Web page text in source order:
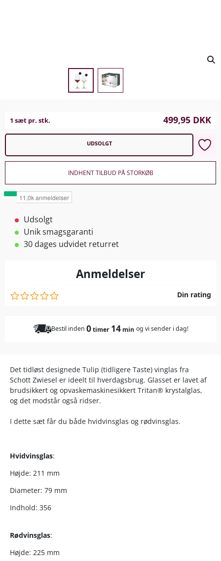
1 sæt pr. stk. 499,95 DKK
UDSOLGT
INDHENT TILBUD PÅ STORKØB
Udsolgt
Unik smagsgaranti
30 dages udvidet returret
Anmeldelser
Din rating
Bestil inden 0timer 14 min og vi sender i dag!
Det tidløst designede Tulip (tidligere Taste) vinglas fra
Schott Zwiesel er ideelt til hverdagsbrug. Glasset er lavet af
brudsikkert og opvaskemaskinesikkert Tritan® krystalglas,
og det modstår også ridser.
I dette sæt får du både hvidvinsglas og rødvinsglas.
Hvidvinsglas:
Højde: 211 mm
Diameter: 79 mm
Indhold: 356
Rødvinsglas:
Højde: 225 mm